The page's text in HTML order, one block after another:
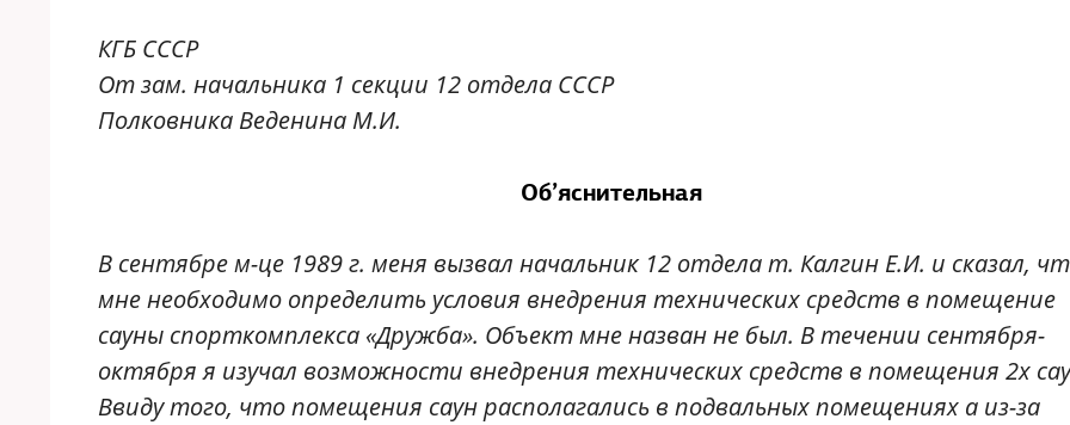
КГБ СССР
От зам. начальника 1 секции 12 отдела СССР
Полковника Веденина М.И.
Об’яснительная
В сентябре м-це 1989 г. меня вызвал начальник 12 отдела т. Калгин Е.И. и сказал,
мне необходимо определить условия внедрения технических средств в помещение
сауны спорткомплекса «Дружба». Объект мне назван не был. В течении сентября-
октября я изучал возможности внедрения технических средств в помещения 2х
Ввиду того, что помещения саун располагались в подвальных помещениях а из-за